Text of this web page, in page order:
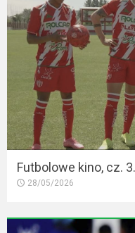
Futbolowe kino, cz.
28/05/2026